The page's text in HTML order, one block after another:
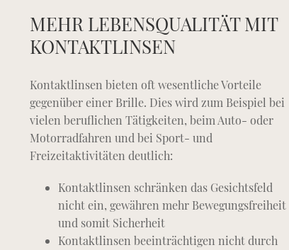
MEHR LEBENSQUALITÄT MIT
KONTAKTLINSEN
Kontaktlinsen bieten oft wesentliche Vorteile
gegenüber einer Brille. Dies wird zum Beispiel bei
vielen beruflichen Tätigkeiten, beim Auto- oder
Motorradfahren und bei Sport- und
Freizeitaktivitäten deutlich:
Kontaktlinsen schränken das Gesichtsfeld
nicht ein, gewähren mehr Bewegungsfreiheit
und somit Sicherheit
Kontaktlinsen beeinträchtigen nicht durch